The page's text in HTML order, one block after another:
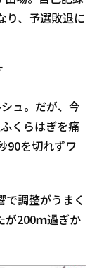
り、予選敗退に
ュ。だが、今
くらはぎを痛
90を切れずワ
で調整がうまく
が200ｍ過ぎか